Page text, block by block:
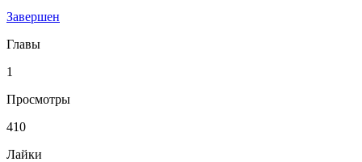
Завершен
Главы
1
Просмотры
410
Лайки